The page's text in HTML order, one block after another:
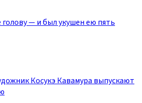
— и был укушен ею пять
Косукэ Кавамура выпускают